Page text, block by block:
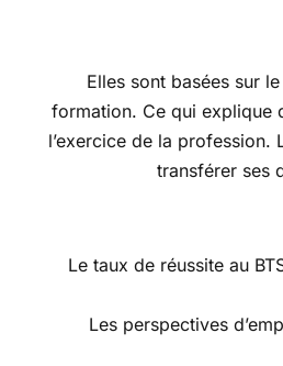
Elles sont basées sur
formation. Ce qui explique
l’exercice de la profession.
transférer ses
Le taux de réussite au
Les perspectives